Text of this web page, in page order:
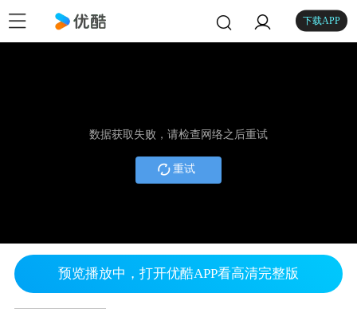
下载APP
数据获取失败，请检查网络之后重试
重试
预览播放中，打开优酷APP看高清完整版